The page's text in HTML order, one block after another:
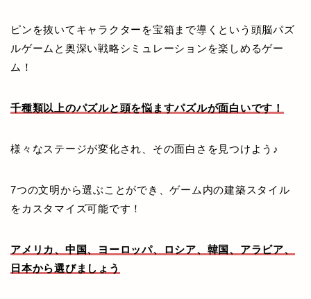
ピンを抜いてキャラクターを宝箱まで導くという頭脳パズ
ルゲームと奥深い戦略シミュレーションを楽しめるゲー
ム！
千種類以上のパズルと頭を悩ますパズルが面白いです！
様々なステージが変化され、その面白さを見つけよう♪
7つの文明から選ぶことができ、ゲーム内の建築スタイル
をカスタマイズ可能です！
アメリカ、中国、ヨーロッパ、ロシア、韓国、アラビア、
日本から選びましょう